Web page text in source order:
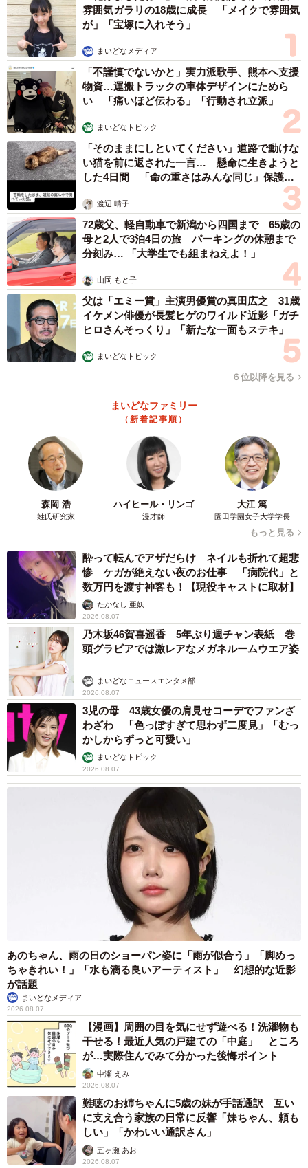
しょぞうしょあくごう）』…といったお経を何遍も唱える
ことがあるのですが、それは人のことの過ちを問うよりも
自分の過ちを問えという仏教の教えです。過ちをネガティ
ブに捉えるのではなくてしっかり自分を見つめて次に生か
すことだと思っています」と話します。
一方、SNS上の誹謗中傷を受けて自死する人が後を絶ない
ことを悔やむ籔本さん。そして誹謗中傷をする人やそれを
受ける人たちに対して、こう訴えます。
「匿名性があるのでどうしても何となく他人のことをあれ
これ書いてしまうのだと思います。私も書かれてしまいま
す。お釈迦様の有名な話にも相手の罵声や言葉を浴びせら
れても受け取らなければ相手に戻ると教えてくださってい
ます。だからTwitterの場合、おかしいなと思ったらすぐに
ブロックやミュートにする事は必要です。これは早い方が
いいんです。放っておくとこれは増殖します。またそれを
つぶやいている人はその言葉で生命を失う人がいる。泣い
てる人がいるいうことを想像してみてください。発信する
前に5秒待って一度自分の投稿を見てその言葉に心を添えら
の心を形成してしまいます」
また以前投稿した籔本さんの言葉を目にした女性が自殺を
思い止まったとメッセージを送ってくれたと言います。
というネコが少しベロを出した画像をTikTokに投稿したと
ころ女子高生と思われる女性から『今日思っていましたが
あなたの投稿を見て今日はやめときます』とのメッセージ
がきたんです。私も一つしかない体なので、大事な生命が
今消えそうになっている人、たくさんの人に寄り添うこと
は絶対できません。しかしSNSで言葉を投稿して誰か一人
でも気づき、そして自分の行いを見つめてもらえると僧侶
として大変うれしく思います。私自身も皆さんと同様にい
ろんな実社会で悩むこともありますが、その悩みも仏様か
らの宿題だと思って日々取り組んでいます」
◇ ◇
3/3
話題を集めたネコ坊主さんこと、大阪・専念寺の住職・籔本正啓さんの
ツイート（籔本さん提供、Twitterよりキャプチャ撮影）
投稿には共感する声やryuchellさんのご冥福を祈るコメント
が多数寄せられました。
「文字であれ口から出た言葉であれ…魂、心が宿っている
ものだと思います…だから…匿名を利用して悪口や相手が
雰囲気ガラリの18歳に成長 「メイクで雰囲気
が」「宝塚に入れそう」
まいどなメディア
「不謹慎でないかと」実力派歌手、熊本へ支援
物資…運搬トラックの車体デザインにためら
い 「痛いほど伝わる」「行動され立派」
まいどなトピック
「そのままにしといてください」道路で動けな
い猫を前に返された一言… 懸命に生きようと
した4日間 「命の重さはみんな同じ」保護団
渡辺 晴子
72歳父、軽自動車で新潟から四国まで 65歳の
母と2人で3泊4日の旅 パーキングの休憩まで
分刻み… 「大学生でも組まねえよ！」
山岡 もと子
父は「エミー賞」主演男優賞の真田広之 31歳
イケメン俳優が長髪ヒゲのワイルド近影「ガチ
ヒロさんそっくり」「新たな一面もステキ」
まいどなトピック
６位以降を見る
まいどなファミリー
（新着記事順）
森岡 浩
姓氏研究家
ハイヒール・リンゴ
漫才師
大江 篤
園田学園女子大学学長
もっと見る
酔って転んでアザだらけ ネイルも折れて超悲
惨 ケガが絶えない夜のお仕事 「病院代」と
数万円を渡す神客も！【現役キャストに取材】
たかなし 亜妖
2026.08.07
乃木坂46賀喜遥香 5年ぶり週チャン表紙 巻
頭グラビアでは激レアなメガネルームウエア姿
まいどなニュースエンタメ部
2026.08.07
3児の母 43歳女優の肩見せコーデでファンざ
わざわ 「色っぽすぎて思わず二度見」「むっ
かしからずっと可愛い」
まいどなトピック
2026.08.07
あのちゃん、雨の日のショーパン姿に「雨が似合う」「脚めっ
ちゃきれい！」「水も滴る良いアーティスト」 幻想的な近影
が話題
まいどなメディア
2026.08.07
【漫画】周囲の目を気にせず遊べる！洗濯物も
干せる！最近人気の戸建ての「中庭」 ところ
が…実際住んでみて分かった後悔ポイント
中瀬 えみ
2026.08.07
難聴のお姉ちゃんに5歳の妹が手話通訳 互い
に支え合う家族の日常に反響「妹ちゃん、頼も
しい」「かわいい通訳さん」
五ヶ瀬 あお
2026.08.07